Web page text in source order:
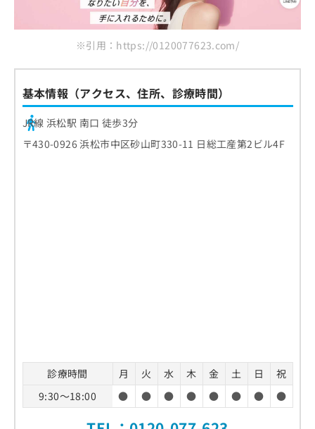
※引用：https://0120077623.com/
基本情報（アクセス、住所、診療時間）
JR線 浜松駅 南口 徒歩3分
〒430-0926 浜松市中区砂山町330-11 日総工産第2ビル4F
診療時間 月 火 水 木 金 土 日
祝
9:30～18:00
● ● ● ● ● ● ● ●